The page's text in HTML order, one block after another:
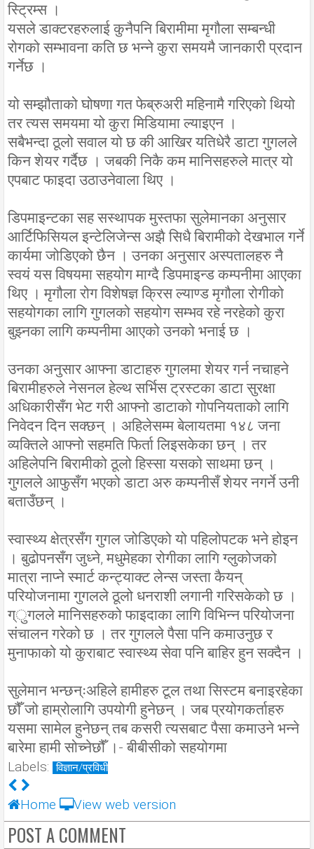
स्टि्रम्स ।
यसले डाक्टरहरुलाई कुनैपनि बिरामीमा मृगौला सम्बन्धी
रोगको सम्भावना कति छ भन्ने कुरा समयमै जानकारी प्रदान
गर्नेछ ।
यो सम्झौताको घोषणा गत फेब्रुअरी महिनामै गरिएको थियो
तर त्यस समयमा यो कुरा मिडियामा ल्याइएन ।
सबैभन्दा ठूलो सवाल यो छ की आखिर यतिधेरै डाटा गुगलले
किन शेयर गर्दैछ । जबकी निकै कम मानिसहरुले मात्र यो
एपबाट फाइदा उठाउनेवाला थिए ।
डिपमाइन्टका सह सस्थापक मुस्तफा सुलेमानका अनुसार
आर्टिफिसियल इन्टेलिजेन्स अझै सिधै बिरामीको देखभाल गर्ने
कार्यमा जोडिएको छैन । उनका अनुसार अस्पतालहरु नै
स्वयं यस विषयमा सहयोग माग्दै डिपमाइन्ड कम्पनीमा आएका
थिए । मृगौला रोग विशेषज्ञ क्रिस ल्याण्ड मृगौला रोगीको
सहयोगका लागि गुगलको सहयोग सम्भव रहे नरहेको कुरा
बुझ्नका लागि कम्पनीमा आएको उनको भनाई छ ।
उनका अनुसार आफ्ना डाटाहरु गुगलमा शेयर गर्न नचाहने
बिरामीहरुले नेसनल हेल्थ सर्भिस ट्रस्टका डाटा सुरक्षा
अधिकारीसँग भेट गरी आफ्नो डाटाको गोपनियताको लागि
निवेदन दिन सक्छन् । अहिलेसम्म बेलायतमा १४८ जना
व्यक्तिले आफ्नो सहमति फिर्ता लिइसकेका छन् । तर
अहिलेपनि बिरामीको ठूलो हिस्सा यसको साथमा छन् ।
गुगलले आफुसँग भएको डाटा अरु कम्पनीसँ शेयर नगर्ने उनी
बताउँछन् ।
स्वास्थ्य क्षेत्रसँग गुगल जोडिएको यो पहिलोपटक भने होइन
। बुढोपनसँग जुध्ने, मधुमेहका रोगीका लागि ग्लुकोजको
मात्रा नाप्ने स्मार्ट कन्ट्याक्ट लेन्स जस्ता कैयन्
परियोजनामा गुगलले ठूलो धनराशी लगानी गरिसकेको छ ।
ग्ुगलले मानिसहरुको फाइदाका लागि विभिन्न परियोजना
संचालन गरेको छ । तर गुगलले पैसा पनि कमाउनुछ र
मुनाफाको यो कुराबाट स्वास्थ्य सेवा पनि बाहिर हुन सक्दैन ।
सुलेमान भन्छन्ःअहिले हामीहरु टूल तथा सिस्टम बनाइरहेका
छौँ जो हाम्रोलागि उपयोगी हुनेछन् । जब प्रयोगकर्ताहरु
यसमा सामेल हुनेछन् तब कसरी त्यसबाट पैसा कमाउने भन्ने
बारेमा हामी सोच्नेछौँ ।- बीबीसीको सहयोगमा
Labels: विज्ञान/प्रविधी
Home View web version
POST A COMMENT